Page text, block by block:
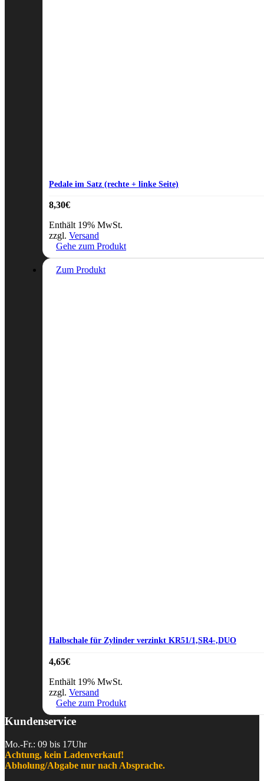
Pedale im Satz (rechte + linke Seite)
8,30€
Enthält 19% MwSt.
zzgl. Versand
Gehe zum Produkt
Zum Produkt
Halbschale für Zylinder verzinkt KR51/1,SR4-,DUO
4,65€
Enthält 19% MwSt.
zzgl. Versand
Gehe zum Produkt
Kundenservice
Mo.-Fr.: 09 bis 17Uhr
Achtung, kein Ladenverkauf!
Abholung/Abgabe nur nach Absprache.